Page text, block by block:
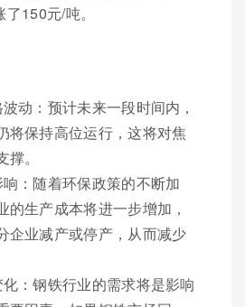
150元/吨。
动：预计未来一段时间内，
将保持高位运行，这将对焦
。
：随着环保政策的不断加
的生产成本将进一步增加，
企业减产或停产，从而减少
：钢铁行业的需求将是影响